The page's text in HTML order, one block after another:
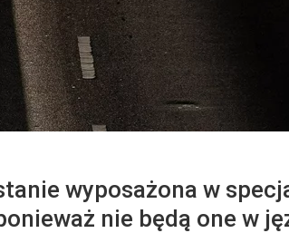
wyposażona w
nie będą one w